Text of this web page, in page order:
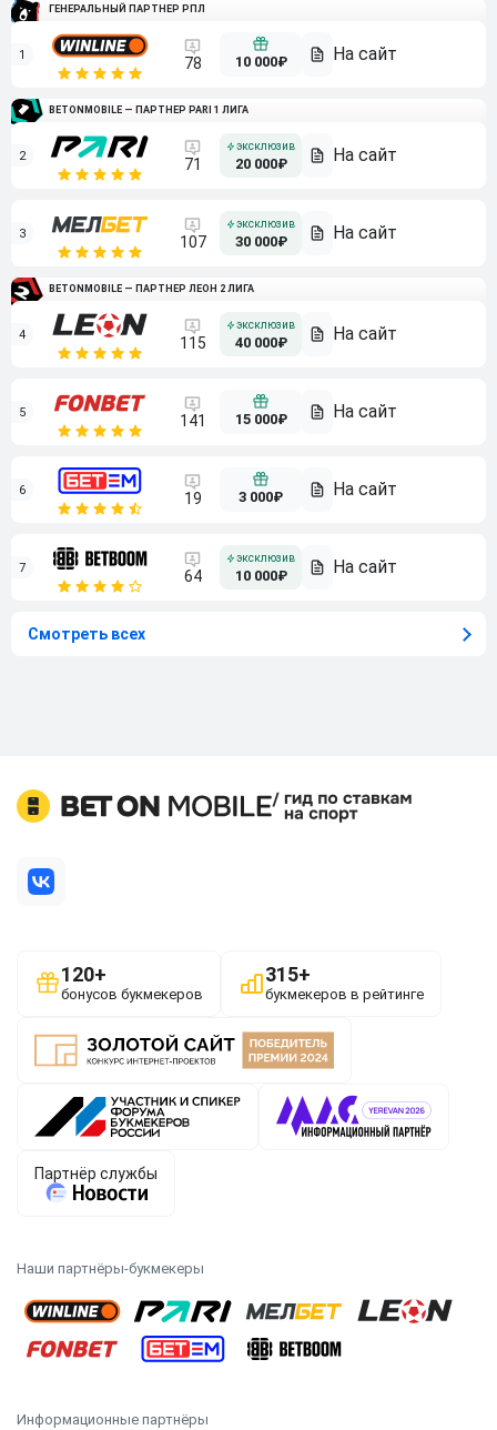
ГЕНЕРАЛЬНЫЙ ПАРТНЕР РПЛ
1 78 10 000₽
BETONMOBILE — ПАРТНЕР PARI 1 ЛИГА
2 71 20 000₽
3 107 30 000₽
BETONMOBILE — ПАРТНЕР ЛЕОН 2 ЛИГА
4 115 40 000₽
5 141 15 000₽
6 19 3 000₽
7 64 10 000₽
Смотреть всех
Наши партнёры-букмекеры
Информационные партнёры